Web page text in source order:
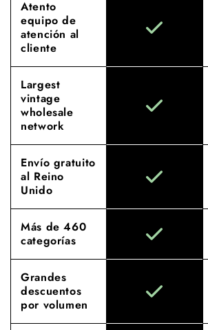
Atento
equipo de
atención al
cliente
Largest
vintage
wholesale
network
Envío gratuito
al Reino
Unido
Más de 460
categorías
Grandes
descuentos
por volumen